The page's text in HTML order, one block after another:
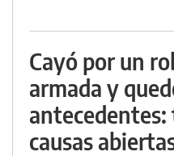
Cayó por un
armada y
causas